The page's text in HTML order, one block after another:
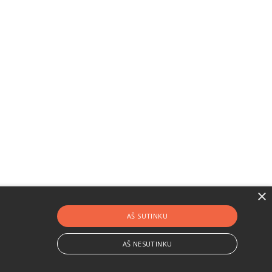
AŠ SUTINKU
AŠ NESUTINKU
×